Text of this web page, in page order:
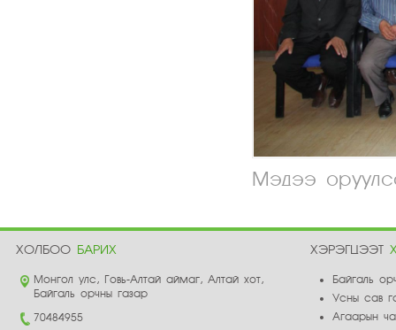
Мэдээ
ХОЛБОО БАРИХ
Монгол улс, Говь-Алтай аймаг, Алтай хот,
Байгаль орчны газар
70484955
ХЭРЭГЦЭЭТ
Байгаль
Усны сав
Агаарын